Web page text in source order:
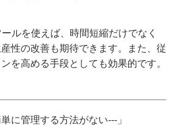
ルを使えば、時間短縮だけでなく
性の改善も期待できます。また、従
を高める手段としても効果的です。
に管理する方法がない---」